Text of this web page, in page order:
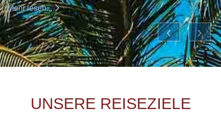
Mehr lesen...
‹ ›
UNSERE REISEZIELE